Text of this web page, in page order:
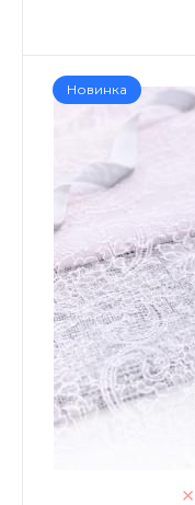
Новинка